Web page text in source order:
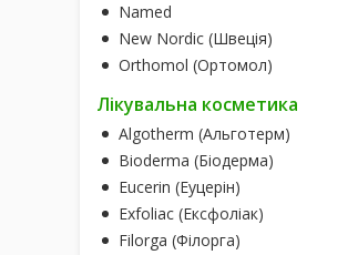
Named
New Nordic (Швеція)
Orthomol (Ортомол)
Лікувальна косметика
Algotherm (Альготерм)
Bioderma (Біодерма)
Eucerin (Еуцерін)
Exfoliac (Ексфоліак)
Filorga (Філорга)